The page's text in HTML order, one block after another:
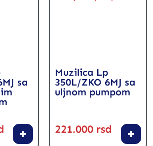
sa
Muzilica Lp
350L/ZKO 6MJ sa
uljnom pumpom
221.000 rsd